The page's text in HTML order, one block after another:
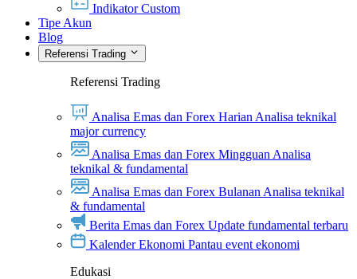
Indikator Custom
Tipe Akun
Blog
Referensi Trading
Referensi Trading
Analisa Emas dan Forex Harian Analisa teknikal
major currency
Analisa Emas dan Forex Mingguan Analisa
teknikal & fundamental
Analisa Emas dan Forex Bulanan Analisa teknikal
& fundamental
Berita Emas dan Forex Update fundamental terbaru
Kalender Ekonomi Pantau event ekonomi
Edukasi